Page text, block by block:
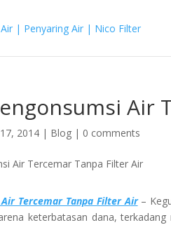
Air
2014 | Blog | 0 comments
Tercemar Tanpa Filter Air–
keterbatasan dana,